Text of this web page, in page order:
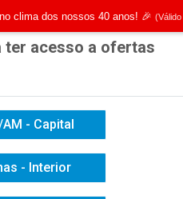
Já é cliente? - Entrar |
ter acesso a ofertas
- Capital
- Interior
clima dos nossos 40 anos! 🎉